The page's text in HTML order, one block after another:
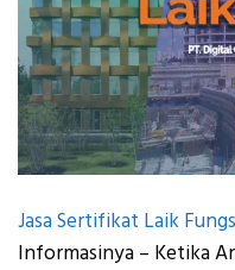
Jasa Sertifikat Laik
Informasinya – Ketika